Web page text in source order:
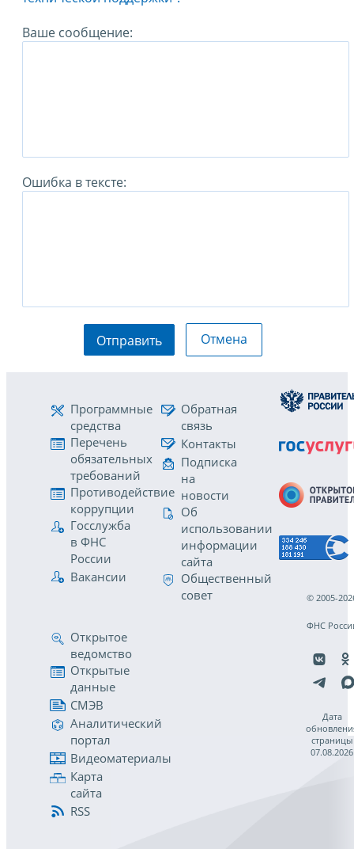
Ваше сообщение:
Ошибка в тексте:
Отправить Отмена
Программные
средства
Перечень
обязательных
требований
Противодействие
коррупции
Госслужба
в ФНС
России
Вакансии
Обратная
связь
Контакты
Подписка
на
новости
Об
использовании
информации
сайта
Общественный
совет
Открытое
ведомство
Открытые
данные
СМЭВ
Аналитический
портал
Видеоматериалы
Карта
сайта
RSS
© 2005-
ФНС
Дата
страницы
07.08.2026